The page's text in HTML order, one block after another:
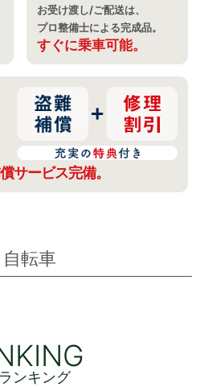
お受け渡し/ご配送は、
プロ整備士による完成品。
すぐに乗車可能。
サービス完備。
転車
ンキング